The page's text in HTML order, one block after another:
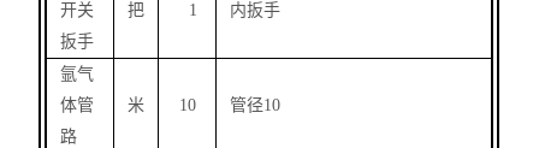
开关
扳手
把 1 内扳手
氩气
体管
路
米 10 管径10